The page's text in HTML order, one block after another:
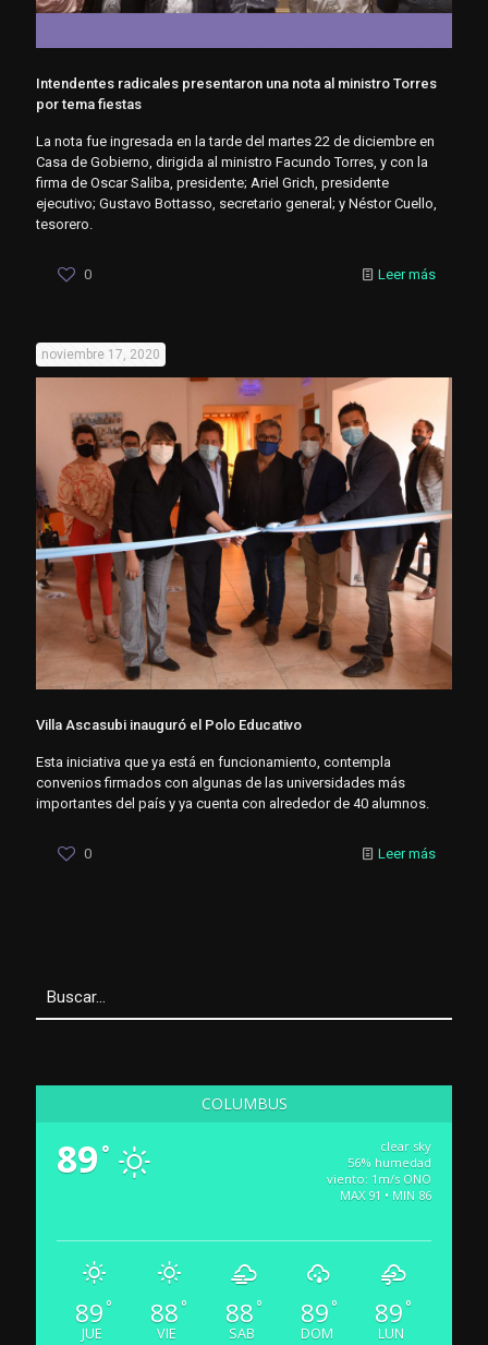
Intendentes radicales presentaron una nota al ministro Torres
por tema fiestas
La nota fue ingresada en la tarde del martes 22 de diciembre en
Casa de Gobierno, dirigida al ministro Facundo Torres, y con la
firma de Oscar Saliba, presidente; Ariel Grich, presidente
ejecutivo; Gustavo Bottasso, secretario general; y Néstor Cuello,
tesorero.
0 Leer más
noviembre 17, 2020
Villa Ascasubi inauguró el Polo Educativo
Esta iniciativa que ya está en funcionamiento, contempla
convenios firmados con algunas de las universidades más
importantes del país y ya cuenta con alrededor de 40 alumnos.
0 Leer más
COLUMBUS
89°
clear sky
56% humedad
viento: 1m/s ONO
MAX 91 • MIN 86
89 °
JUE
88 °
VIE
88 °
SAB
89 °
DOM
89 °
LUN